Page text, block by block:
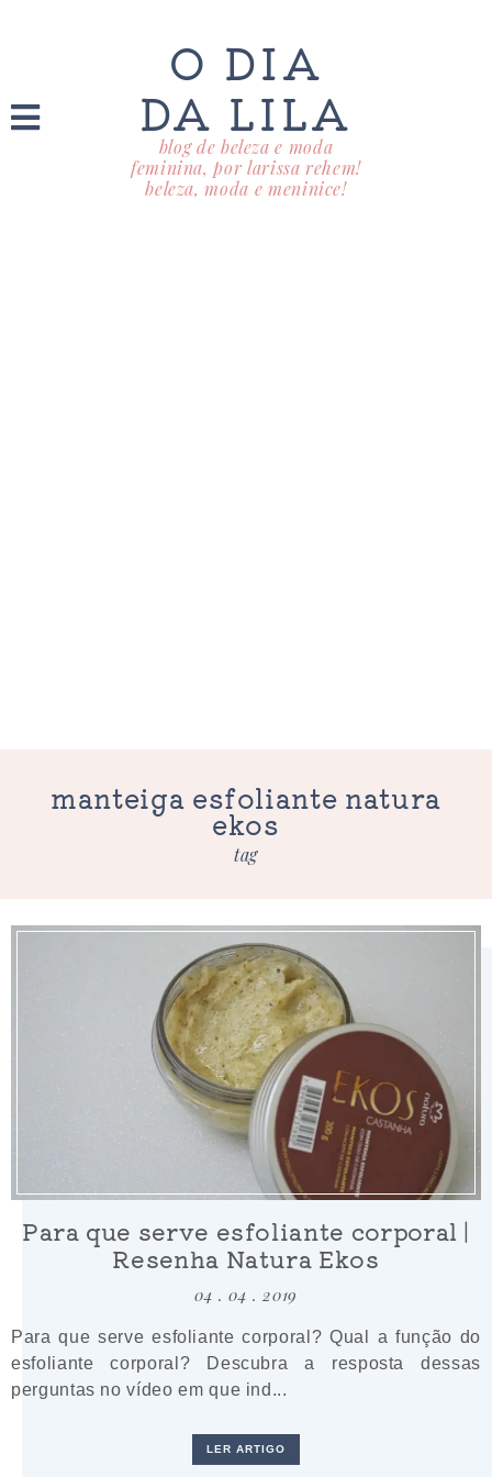
O DIA
DA LILA
blog de beleza e moda
feminina, por larissa rehem!
beleza, moda e meninice!
manteiga esfoliante natura
ekos
tag
Para que serve esfoliante corporal |
Resenha Natura Ekos
04 . 04 . 2019
Para que serve esfoliante corporal? Qual a função do
esfoliante corporal? Descubra a resposta dessas
perguntas no vídeo em que ind...
LER ARTIGO